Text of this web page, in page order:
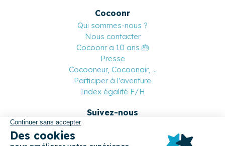
Cocoonr
Qui sommes-nous ?
Nous contacter
Cocoonr a 10 ans 🎂
Presse
Cocooneur, Cocoonair, ...
Participer à l'aventure
Index égalité F/H
Suivez-nous